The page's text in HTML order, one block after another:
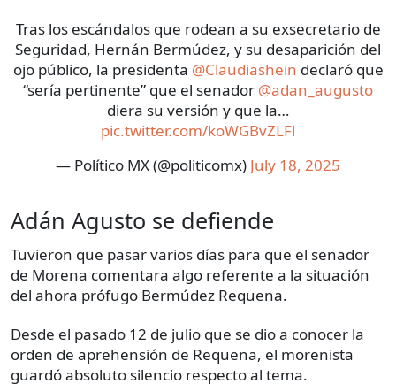
Tras los escándalos que rodean a su exsecretario de
Seguridad, Hernán Bermúdez, y su desaparición del
ojo público, la presidenta @Claudiashein declaró que
“sería pertinente” que el senador @adan_augusto
diera su versión y que la…
pic.twitter.com/koWGBvZLFl
— Político MX (@politicomx) July 18, 2025
Adán Agusto se defiende
Tuvieron que pasar varios días para que el senador
de Morena comentara algo referente a la situación
del ahora prófugo Bermúdez Requena.
Desde el pasado 12 de julio que se dio a conocer la
orden de aprehensión de Requena, el morenista
guardó absoluto silencio respecto al tema.